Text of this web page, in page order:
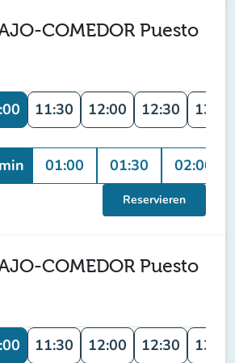
COMEDOR Puesto
11:30 12:00 12:30 13:00
01:00 01:30 02:00
Reservieren
COMEDOR Puesto
11:30 12:00 12:30 13:00